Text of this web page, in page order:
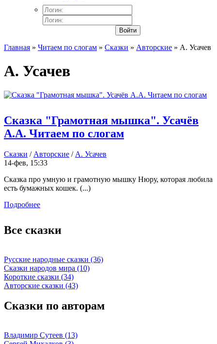
Войти
Главная » Читаем по слогам » Сказки » Авторские » А. Усачев
А. Усачев
Сказка "Грамотная мышка". Усачёв
А.А. Читаем по слогам
Сказки / Авторские / А. Усачев
14-фев, 15:33
Сказка про умную и грамотную мышку Нюру, которая любила
есть бумажных кошек. (...)
Подробнее
Все сказки
Русские народные сказки (36)
Сказки народов мира (10)
Короткие сказки (34)
Авторские сказки (43)
Сказки по авторам
Владимир Сутеев (13)